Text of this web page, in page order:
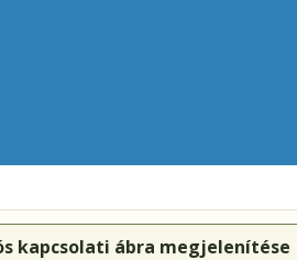
kapcsolati ábra megjelenítése